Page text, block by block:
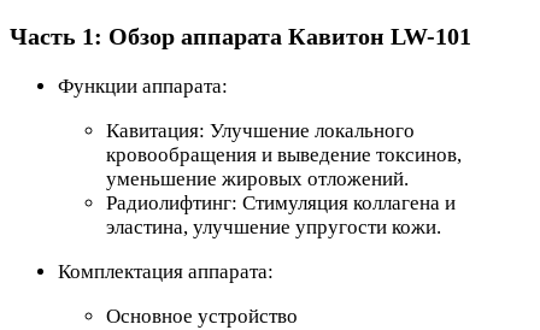
Часть 1: Обзор аппарата Кавитон LW-101
Функции аппарата:
Кавитация: Улучшение локального
кровообращения и выведение токсинов,
уменьшение жировых отложений.
Радиолифтинг: Стимуляция коллагена и
эластина, улучшение упругости кожи.
Комплектация аппарата:
Основное устройство